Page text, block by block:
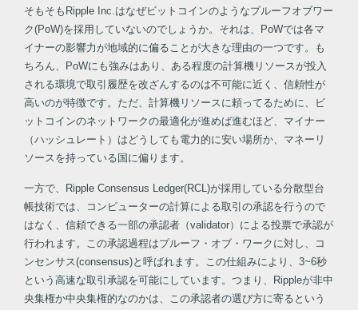
そもそもRipple Inc.はなぜビットコインのようなプルーフオブワー
ク(PoW)を採用していないのでしょうか。それは、PoWでは各マ
イナーの影響力が地域的に偏ることが大きな理由の一つです。も
ちろん、PoWにも強みはあり、ある程度の計算機リソースが投入
される環境で取引履歴を改ざんするのは不可能に近く、信頼性が
高いのが特徴です。ただ、計算機リソースに頼ってるために、ビ
ットコインのネットワークの最適化が進めば進むほど、マイナー
（ハッシュレート）はどうしても電力的に安い場所か、マネーリ
ソースを持っている国に偏ります。
一方で、Ripple Consensus Ledger(RCL)が採用している分散型台
帳技術では、コンピューターの計算による取引の承認を行うので
はなく、信頼できる一部の承認者（validator）による投票で承認が
行われます。この承認過程はプルーフ・オブ・ワークに対し、コ
ンセンサス(consensus)と呼ばれます。この仕組みにより、3~6秒
という高速な取引承認を可能にしています。つまり、Rippleが非中
央集権か中央集権的なのかは、この承認者の選び方に寄るという